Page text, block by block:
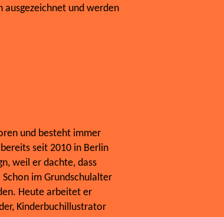
ausgezeichnet und werden
und besteht immer
seit 2010 in Berlin
weil er dachte, dass
im Grundschulalter
Heute arbeitet er
Kinderbuchillustrator